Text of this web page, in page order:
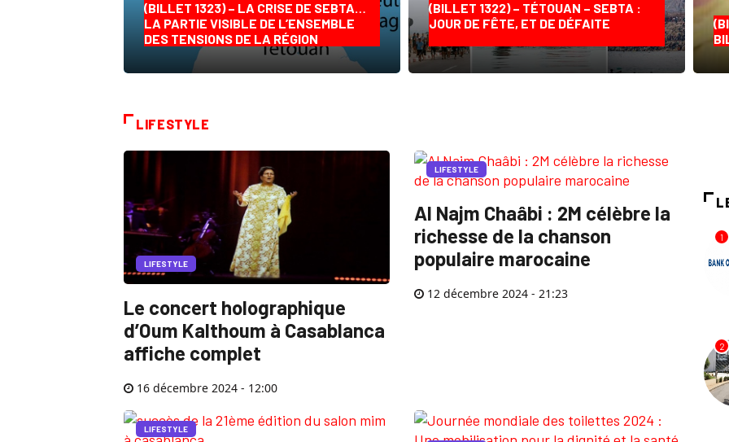
(BILLET 1323) – LA CRISE DE SEBTA…
LA PARTIE VISIBLE DE L’ENSEMBLE
DES TENSIONS DE LA RÉGION
(BILLET 1322) – TÉTOUAN – SEBTA :
JOUR DE FÊTE, ET DE DÉFAITE
LIFESTYLE
LIFESTYLE
Le concert holographique
d’Oum Kalthoum à Casablanca
affiche complet
16 décembre 2024 - 12:00
LIFESTYLE
Al Najm Chaâbi : 2M célèbre la
richesse de la chanson
populaire marocaine
12 décembre 2024 - 21:23
LIFESTYLE
1
2